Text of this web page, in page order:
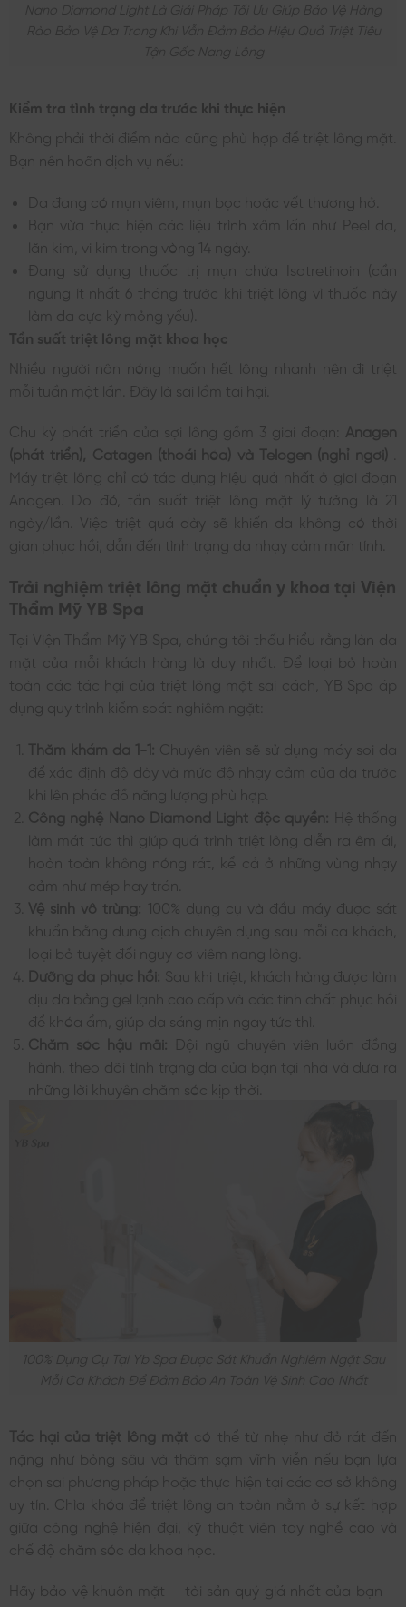
Nano Diamond Light Là Giải Pháp Tối Ưu Giúp Bảo Vệ Hàng
Rào Bảo Vệ Da Trong Khi Vẫn Đảm Bảo Hiệu Quả Triệt Tiêu
Tận Gốc Nang Lông
Kiểm tra tình trạng da trước khi thực hiện
Không phải thời điểm nào cũng phù hợp để triệt lông mặt.
Bạn nên hoãn dịch vụ nếu:
Da đang có mụn viêm, mụn bọc hoặc vết thương hở.
Bạn vừa thực hiện các liệu trình xâm lấn như Peel da,
lăn kim, vi kim trong vòng 14 ngày.
Đang sử dụng thuốc trị mụn chứa Isotretinoin (cần
ngưng ít nhất 6 tháng trước khi triệt lông vì thuốc này
làm da cực kỳ mỏng yếu).
Tần suất triệt lông mặt khoa học
Nhiều người nôn nóng muốn hết lông nhanh nên đi triệt
mỗi tuần một lần. Đây là sai lầm tai hại.
Chu kỳ phát triển của sợi lông gồm 3 giai đoạn:
Anagen
(phát triển), Catagen (thoái hóa) và Telogen (nghỉ ngơi)
Máy triệt lông chỉ có tác dụng hiệu quả nhất ở giai đoạn
Anagen. Do đó, tần suất triệt lông mặt lý tưởng là 21
ngày/lần. Việc triệt quá dày sẽ khiến da không có thời
gian phục hồi, dẫn đến tình trạng da nhạy cảm mãn tính.
Trải nghiệm triệt lông mặt chuẩn y khoa tại Viện
Thẩm Mỹ YB Spa
Tại Viện Thẩm Mỹ YB Spa, chúng tôi thấu hiểu rằng làn da
mặt của mỗi khách hàng là duy nhất. Để loại bỏ hoàn
toàn các tác hại của triệt lông mặt sai cách, YB Spa áp
dụng quy trình kiểm soát nghiêm ngặt:
Thăm khám da 1-1: Chuyên viên sẽ sử dụng máy soi da
để xác định độ dày và mức độ nhạy cảm của da trước
khi lên phác đồ năng lượng phù hợp.
Công nghệ Nano Diamond Light độc quyền: Hệ thống
làm mát tức thì giúp quá trình triệt lông diễn ra êm ái,
hoàn toàn không nóng rát, kể cả ở những vùng nhạy
cảm như mép hay trán.
Vệ sinh vô trùng:
100% dụng cụ và đầu máy được sát
khuẩn bằng dung dịch chuyên dụng sau mỗi ca khách,
loại bỏ tuyệt đối nguy cơ viêm nang lông.
Dưỡng da phục hồi: Sau khi triệt, khách hàng được làm
dịu da bằng gel lạnh cao cấp và các tinh chất phục hồi
để khóa ẩm, giúp da sáng mịn ngay tức thì.
Chăm sóc hậu mãi:
Đội ngũ chuyên viên luôn đồng
hành, theo dõi tình trạng da của bạn tại nhà và đưa ra
những lời khuyên chăm sóc kịp thời.
100% Dụng Cụ Tại Yb Spa Được Sát Khuẩn Nghiêm Ngặt Sau
Mỗi Ca Khách Để Đảm Bảo An Toàn Vệ Sinh Cao Nhất
Tác hại của triệt lông mặt
có thể từ nhẹ như đỏ rát đến
nặng như bỏng sâu và thâm sạm vĩnh viễn nếu bạn lựa
chọn sai phương pháp hoặc thực hiện tại các cơ sở không
uy tín. Chìa khóa để triệt lông an toàn nằm ở sự kết hợp
giữa công nghệ hiện đại, kỹ thuật viên tay nghề cao và
chế độ chăm sóc da khoa học.
Hãy bảo vệ khuôn mặt – tài sản quý giá nhất của bạn –